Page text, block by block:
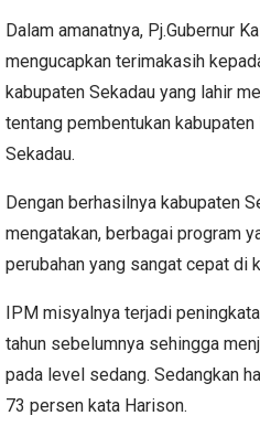
Dalam amanatnya, Pj.Gubernur
mengucapkan terimakasih
kabupaten Sekadau yang lahir
tentang pembentukan
Sekadau.
Dengan berhasilnya kabupaten
mengatakan, berbagai program
perubahan yang sangat cepat di
IPM misyalnya terjadi
tahun sebelumnya sehingga
pada level sedang. Sedangkan
73 persen kata Harison.